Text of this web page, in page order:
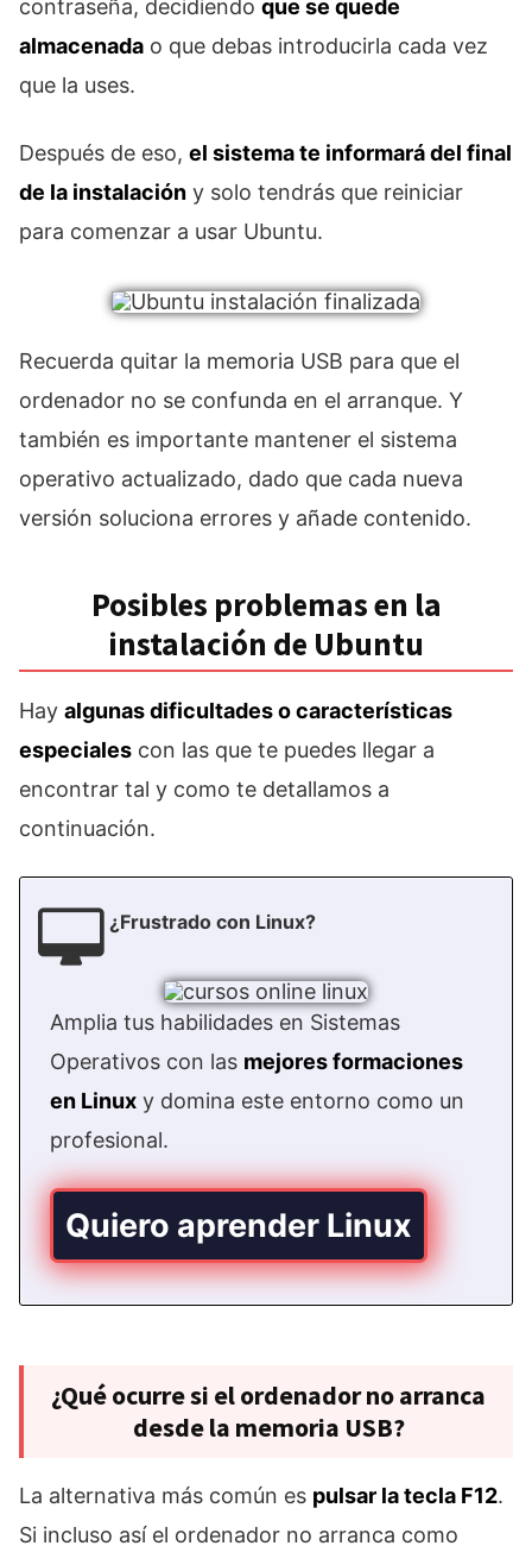
contraseña, decidiendo que se quede
almacenada o que debas introducirla cada vez
que la uses.
Después de eso, el sistema te informará del final
de la instalación y solo tendrás que reiniciar
para comenzar a usar Ubuntu.
Recuerda quitar la memoria USB para que el
ordenador no se confunda en el arranque. Y
también es importante mantener el sistema
operativo actualizado, dado que cada nueva
versión soluciona errores y añade contenido.
Posibles problemas en la
instalación de Ubuntu
Hay algunas dificultades o características
especiales con las que te puedes llegar a
encontrar tal y como te detallamos a
continuación.
¿Frustrado con Linux?
Amplia tus habilidades en Sistemas
Operativos con las mejores formaciones
en Linux y domina este entorno como un
profesional.
Quiero aprender Linux
¿Qué ocurre si el ordenador no arranca
desde la memoria USB?
La alternativa más común es pulsar la tecla F12.
Si incluso así el ordenador no arranca como